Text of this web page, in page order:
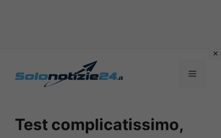
MENU
Test complicatissimo,